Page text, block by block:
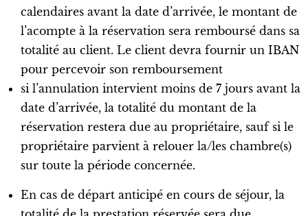
calendaires avant la date d’arrivée, le montant de
l’acompte à la réservation sera remboursé dans sa
totalité au client. Le client devra fournir un IBAN
pour percevoir son remboursement
si l’annulation intervient moins de 7 jours avant la
date d’arrivée, la totalité du montant de la
réservation restera due au propriétaire, sauf si le
propriétaire parvient à relouer la/les chambre(s)
sur toute la période concernée.
En cas de départ anticipé en cours de séjour, la